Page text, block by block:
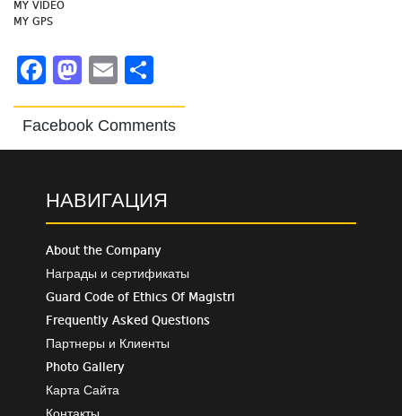
MY VIDEO
MY GPS
Facebook
Mastodon
Email
Facebook Comments
НАВИГАЦИЯ
About the Company
Награды и сертификаты
Guard Code of Ethics Of Magistri
Frequently Asked Questions
Партнеры и Клиенты
Photo Gallery
Карта Сайта